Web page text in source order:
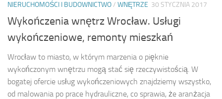
NIERUCHOMOŚCI I BUDOWNICTWO/ WNĘTRZE 30 STYCZNIA 2017
Wykończenia wnętrz Wrocław. Usługi
wykończeniowe, remonty mieszkań
Wrocław to miasto, w którym marzenia o pięknie
wykończonym wnętrzu mogą stać się rzeczywistością. W
bogatej ofercie usług wykończeniowych znajdziemy wszystko,
od malowania po prace hydrauliczne, co sprawia, że aranżacja